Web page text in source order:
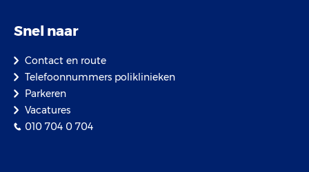
Snel naar
Contact en route
Telefoonnummers poliklinieken
Parkeren
Vacatures
010 704 0 704